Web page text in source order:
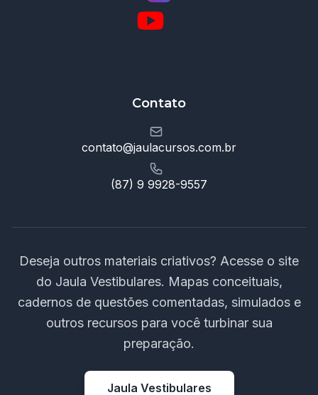
Contato
contato@jaulacursos.com.br
(87) 9 9928-9557
Deseja outros materiais criativos? Acesse o site
do Jaula Vestibulares. Mapas conceituais,
cadernos de questões comentadas, simulados e
outros recursos para você turbinar sua
preparação.
Jaula Vestibulares